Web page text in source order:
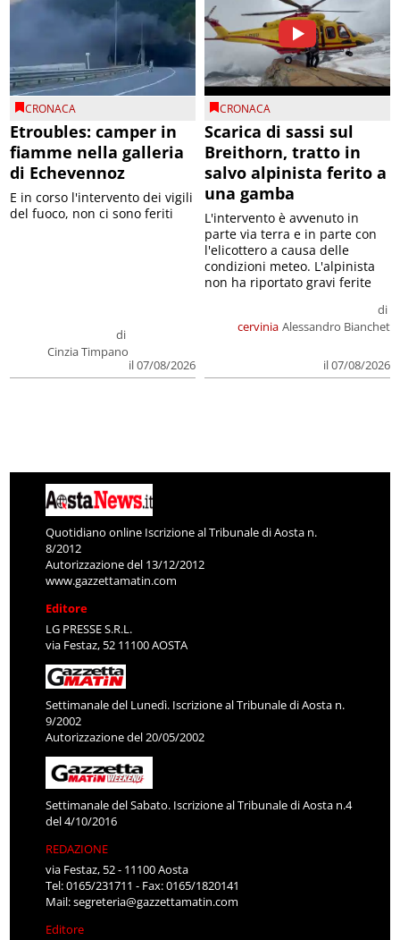
CRONACA
Etroubles: camper in
fiamme nella galleria
di Echevennoz
di
Cinzia Timpano
il 07/08/2026
E in corso l'intervento dei vigili
del fuoco, non ci sono feriti
CRONACA
Scarica di sassi sul
Breithorn, tratto in
salvo alpinista ferito a
una gamba
cervinia
di
Alessandro Bianchet
il 07/08/2026
L'intervento è avvenuto in
parte via terra e in parte con
l'elicottero a causa delle
condizioni meteo. L'alpinista
non ha riportato gravi ferite
Quotidiano online Iscrizione al Tribunale di Aosta n.
8/2012
Autorizzazione del 13/12/2012
www.gazzettamatin.com
Editore
LG PRESSE S.R.L.
via Festaz, 52 11100 AOSTA
Settimanale del Lunedì. Iscrizione al Tribunale di Aosta n.
9/2002
Autorizzazione del 20/05/2002
Settimanale del Sabato. Iscrizione al Tribunale di Aosta n.4
del 4/10/2016
REDAZIONE
via Festaz, 52 - 11100 Aosta
Tel: 0165/231711 - Fax: 0165/1820141
Mail:segreteria@gazzettamatin.com
Editore